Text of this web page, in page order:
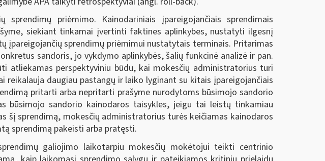
priėmimo. Kainodariniais įpareigojančiais sprendimais
siekiant tinkamai įvertinti faktines aplinkybes, nustatyti ilgesnį
įpareigojančių sprendimų priėmimui nustatytais terminais. Pritarimas
sandoris, jo vykdymo aplinkybės, šalių funkcinė analizė ir pan.
perspektyviniu būdu, kai mokesčių administratorius turi
daugiau pastangų ir laiko lyginant su kitais įpareigojančiais
pritarti arba nepritarti prašyme nurodytoms būsimojo sandorio
būsimojo sandorio kainodaros taisykles, jeigu tai leistų tinkamiau
šį sprendimą, mokesčių administratorius turės keičiamas kainodaros
sprendimą pakeisti arba pratęsti.
galiojimo laikotarpiu mokesčių mokėtojui teikti centrinio